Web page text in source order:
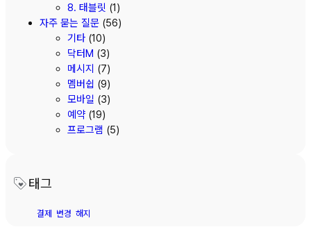
8. 태블릿 (1)
자주 묻는 질문(56)
기타(10)
닥터M (3)
메시지 (7)
멤버쉽 (9)
모바일 (3)
예약(19)
프로그램 (5)
태그
결제 변경 해지